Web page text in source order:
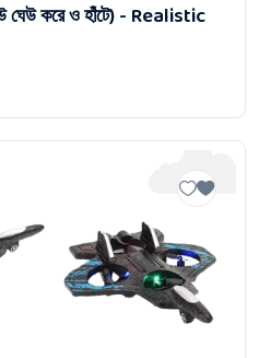
করে ও হাঁটে) - Realistic